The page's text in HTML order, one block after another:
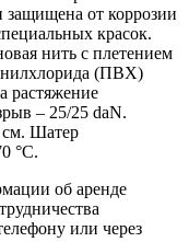
от коррозии
красок.
нить с плетением
(ПВХ)
растяжение
– 25/25 daN.
см. Шатер
°C.
об аренде
или через